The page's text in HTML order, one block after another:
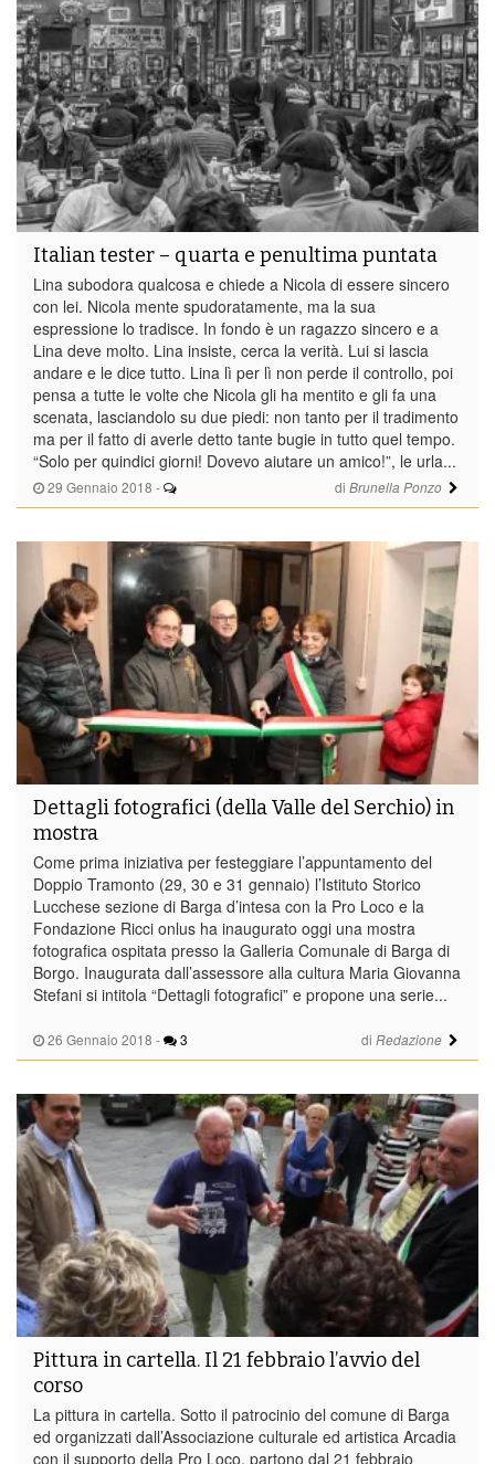
29 Gennaio 2018 - di Brunella Ponzo
Italian tester – quarta e penultima puntata
Lina subodora qualcosa e chiede a Nicola di essere sincero
con lei. Nicola mente spudoratamente, ma la sua
espressione lo tradisce. In fondo è un ragazzo sincero e a
Lina deve molto. Lina insiste, cerca la verità. Lui si lascia
andare e le dice tutto. Lina lì per lì non perde il controllo, poi
pensa a tutte le volte che Nicola gli ha mentito e gli fa una
scenata, lasciandolo su due piedi: non tanto per il tradimento
ma per il fatto di averle detto tante bugie in tutto quel tempo.
“Solo per quindici giorni! Dovevo aiutare un amico!”, le urla...
26 Gennaio 2018 - 3 di Redazione
Dettagli fotografici (della Valle del Serchio) in
mostra
Come prima iniziativa per festeggiare l’appuntamento del
Doppio Tramonto (29, 30 e 31 gennaio) l’Istituto Storico
Lucchese sezione di Barga d’intesa con la Pro Loco e la
Fondazione Ricci onlus ha inaugurato oggi una mostra
fotografica ospitata presso la Galleria Comunale di Barga di
Borgo. Inaugurata dall’assessore alla cultura Maria Giovanna
Stefani si intitola “Dettagli fotografici” e propone una serie...
Pittura in cartella. Il 21 febbraio l’avvio del
corso
La pittura in cartella. Sotto il patrocinio del comune di Barga
ed organizzati dall’Associazione culturale ed artistica Arcadia
con il supporto della Pro Loco, partono dal 21 febbraio